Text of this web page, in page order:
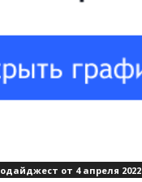
от 4 апреля 2022